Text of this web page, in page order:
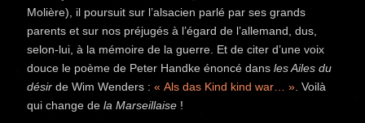
Molière), il poursuit sur l’alsacien parlé par ses grands
parents et sur nos préjugés à l’égard de l’allemand, dus,
selon-lui, à la mémoire de la guerre. Et de citer d’une voix
douce le poème de Peter Handke énoncé dansles Ailes du
désirde Wim Wenders :« Als das Kind kind war… » . Voilà
qui change dela Marseillaise !